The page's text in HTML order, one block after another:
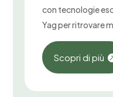
con tecnologie
Yag per ritrovare
Scopri di più